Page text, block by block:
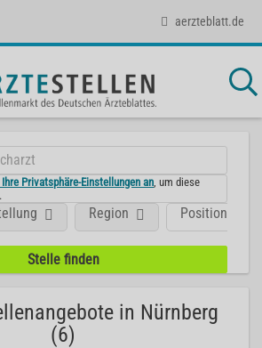
aerzteblatt.de
Privatsphäre-Einstellungen an , um diese
Position
Region
in Nürnberg
(6)